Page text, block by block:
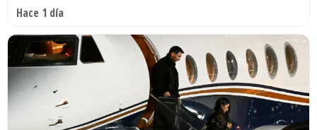
Hace 1 día